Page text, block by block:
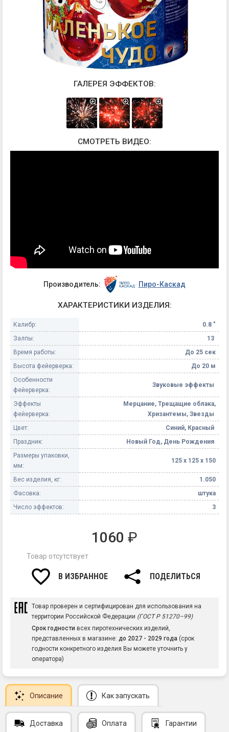
ГАЛЕРЕЯ ЭФФЕКТОВ:
СМОТРЕТЬ ВИДЕО:
Производитель: Пиро-Каскад
ХАРАКТЕРИСТИКИ ИЗДЕЛИЯ:
Калибр:
0.8 "
Залпы:
13
Время работы:
До 25 сек
Высота фейерверка:
До 20 м
Особенности
фейерверка:
Звуковые эффекты
Эффекты
фейерверка:
Мерцание, Трещащие облака,
Хризантемы, Звезды
Цвет:
Синий, Красный
Праздник:
Новый Год, День Рождения
Размеры упаковки,
мм:
125 х 125 х 150
Вес изделия, кг:
1.050
Фасовка:
штука
Число эффектов:
3
1060 ₽
Товар отсутствует
В ИЗБРАННОЕ ПОДЕЛИТЬСЯ
Товар проверен и сертифицирован для использования на
территории Российской Федерации (ГОСТ Р 51270–99)
Срок годности всех пиротехнических изделий,
представленных в магазине: до 2027 - 2029 года (срок
годности конкретного изделия Вы можете уточнить у
оператора)
Описание Как запускать
Доставка Оплата Гарантии